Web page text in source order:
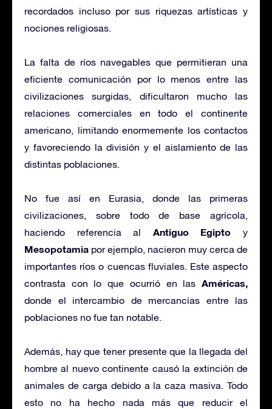
recordados incluso por sus riquezas artísticas y
nociones religiosas.
La falta de ríos navegables que permitieran una
eficiente comunicación por lo menos entre las
civilizaciones surgidas, dificultaron mucho las
relaciones comerciales en todo el continente
americano, limitando enormemente los contactos
y favoreciendo la división y el aislamiento de las
distintas poblaciones.
No fue así en Eurasia, donde las primeras
civilizaciones, sobre todo de base agrícola,
haciendo referencia al Antiguo Egipto y
Mesopotamia por ejemplo, nacieron muy cerca de
importantes ríos o cuencas fluviales. Este aspecto
contrasta con lo que ocurrió en las Américas,
donde el intercambio de mercancías entre las
poblaciones no fue tan notable.
Además, hay que tener presente que la llegada del
hombre al nuevo continente causó la extinción de
animales de carga debido a la caza masiva. Todo
esto no ha hecho nada más que reducir el